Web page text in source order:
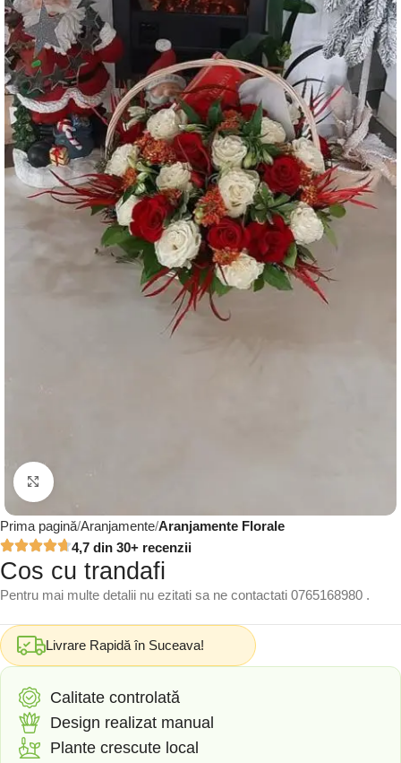
Click to enlarge
Prima pagină Aranjamente Aranjamente Florale
4,7 din 30+ recenzii
Cos cu trandafi
Pentru mai multe detalii nu ezitati sa ne contactati 0765168980 .
Livrare Rapidă în Suceava!
Calitate controlată
Design realizat manual
Plante crescute local